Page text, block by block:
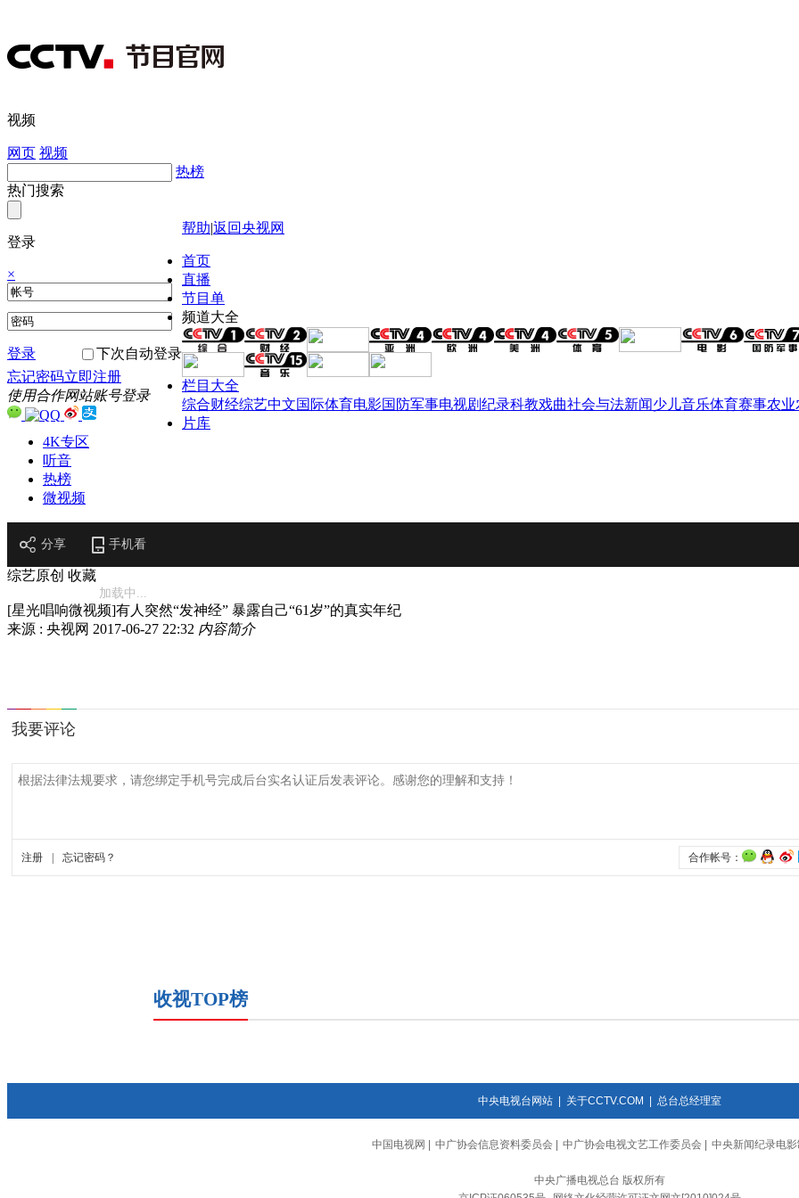
视频
网页 视频
热榜
热门搜索
登录
×
登录
下次自动登录
忘记密码立即注册
使用合作网站账号登录
帮助|返回央视网
首页
直播
节目单
频道大全
栏目大全
综合财经综艺中文国际体育电影国防军事电视剧纪录科教戏曲社会与法新闻少儿音乐体育赛事农业
片库
4K专区
听音
热榜
微视频
分享 手机看
综艺原创 收藏
加载中...
[星光唱响微视频]有人突然“发神经” 暴露自己“61岁”的真实年纪
来源 : 央视网 2017-06-27 22:32 内容简介
收视TOP榜
中央电视台网站| 关于CCTV.COM 总台总经理室
中国电视网 中广协会信息资料委员会 中广协会电视文艺工作委员会 中央新闻纪录电
中央广播电视总台 版权所有